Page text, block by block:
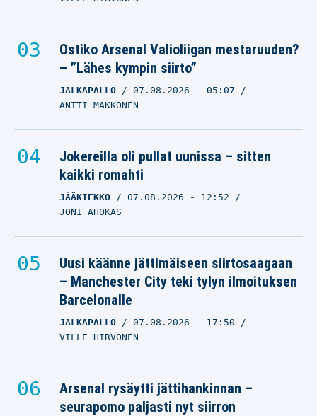
Ostiko Arsenal Valioliigan mestaruuden?
– ”Lähes kympin siirto”
JALKAPALLO 07.08.2026 - 05:07
ANTTI MAKKONEN
Jokereilla oli pullat uunissa – sitten
kaikki romahti
JÄÄKIEKKO 07.08.2026 - 12:52
JONI AHOKAS
Uusi käänne jättimäiseen siirtosaagaan
– Manchester City teki tylyn ilmoituksen
Barcelonalle
JALKAPALLO 07.08.2026 - 17:50
VILLE HIRVONEN
Arsenal rysäytti jättihankinnan –
seurapomo paljasti nyt siirron